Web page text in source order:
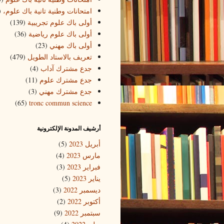
امتحانات وطنية تانية باك علوم،
أولى باك علوم تجريبية (139)
أولى باك علوم رياضية (36)
أولى باك مهني (23)
تعريف بالاستاد الطويل (479)
جدع مشترك آداب (4)
جدع مشترك علوم (11)
جدع مشترك مهني (3)
tronc commun science
(65)
أرشيف المدونة الإلكترونية
أبريل 2023
(5)
مارس 2023
(4)
فبراير 2023
(3)
يناير 2023
(5)
ديسمبر 2022
(3)
أكتوبر 2022
(2)
سبتمبر 2022
(9)